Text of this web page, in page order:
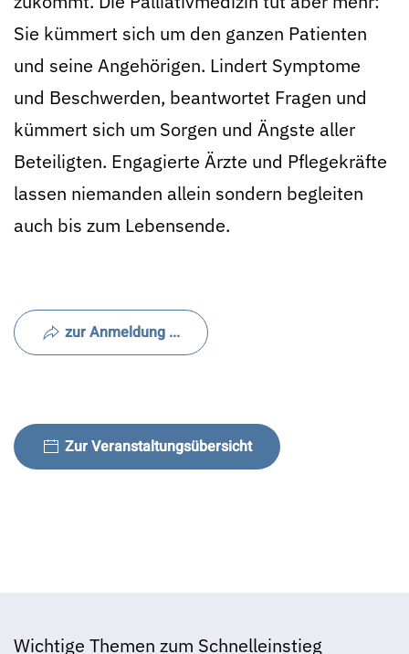
Sie kümmert sich um den ganzen Patienten
und seine Angehörigen. Lindert Symptome
und Beschwerden, beantwortet Fragen und
kümmert sich um Sorgen und Ängste aller
Beteiligten. Engagierte Ärzte und Pflegekräfte
lassen niemanden allein sondern begleiten
auch bis zum Lebensende.
zur Anmeldung ...
Zur Veranstaltungsübersicht
Wichtige Themen zum Schnelleinstieg